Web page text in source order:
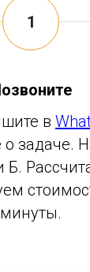
в
задаче.
Б.
минуты.